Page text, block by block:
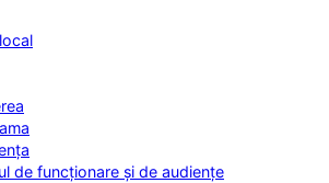
de funcționare și de audiențe